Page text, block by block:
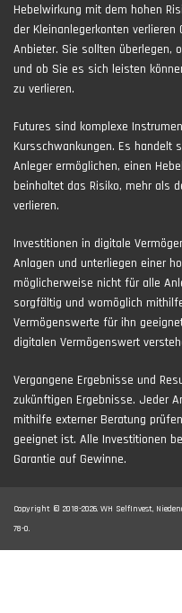
Hebelwirkung mit dem hohen
der Kleinanlegerkonten verlieren
Anbieter. Sie sollten überlegen,
und ob Sie es sich leisten
zu verlieren.
Futures sind komplexe
Kursschwankungen. Es handelt
Anleger ermöglichen, einen
beinhaltet das Risiko, mehr als
verlieren.
Investitionen in digitale
Anlagen und unterliegen einer
möglicherweise nicht für alle
sorgfältig und womöglich
Vermögenswerte für ihn
digitalen Vermögenswert
Vergangene Ergebnisse und
zukünftigen Ergebnisse. Jeder
mithilfe externer Beratung
geeignet ist. Alle Investitionen
Garantie auf Gewinne.
Copyright © 2018-2026. WH SelfInvest,
78-0.